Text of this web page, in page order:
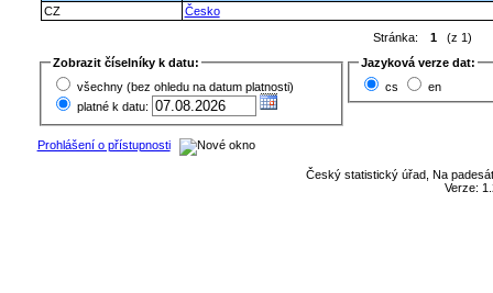
CZ
Česko
Stránka:
1 (z 1)
Zobrazit číselníky k datu:
všechny (bez ohledu na datum platnosti)
platné k datu:
Jazyková verze dat:
cs
en
Prohlášení o přístupnosti
Český statistický úřad, Na
Verze: